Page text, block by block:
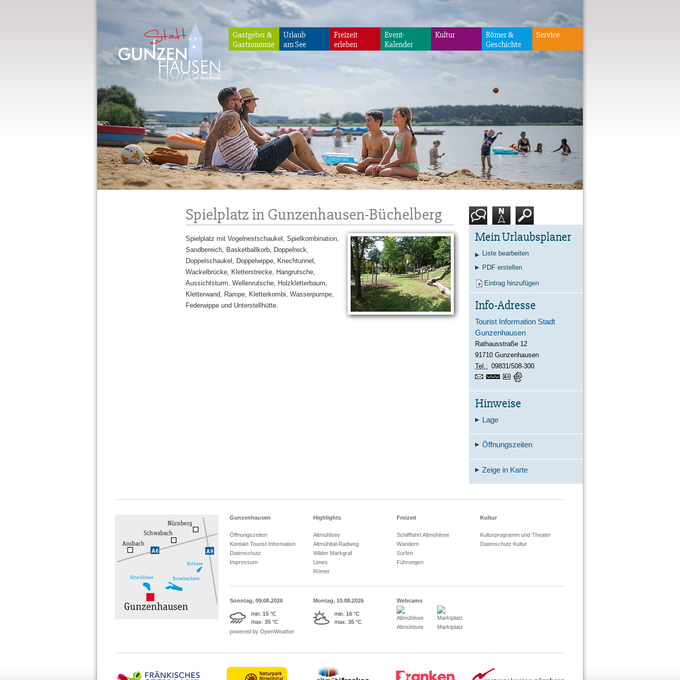
Gunzenhausen
Gastgeber &
Gastronomie
Urlaub
am See
Freizeit
erleben
Event-
Kalender
Kultur
Römer &
Geschichte
Service
Spielplatz in Gunzenhausen-Büchelberg
Spielplatz mit Vogelnestschaukel, Spielkombination,
Sandbereich, Basketballkorb, Doppelreck,
Doppelschaukel, Doppelwippe, Kriechtunnel,
Wackelbrücke, Kletterstrecke, Hangrutsche,
Aussichtsturm, Wellenrutsche, Holzkletterbaum,
Kletterwand, Rampe, Kletterkombi, Wasserpumpe,
Federwippe und Unterstellhütte.
Mein Urlaubsplaner
Liste bearbeiten
PDF erstellen
Eintrag hinzufügen
Info-Adresse
Tourist Information Stadt
Gunzenhausen
Rathausstraße 12
91710 Gunzenhausen
Tel.: 09831/508-300
https://www.gunzenhausen.info
vCard
Hinweise
Lage
Öffnungszeiten
Zeige in Karte
Gunzenhausen
Öffnungszeiten
Kontakt Tourist Information
Datenschutz
Impressum
Highlights
Altmühlsee
Altmühltal-Radweg
Wilder Markgraf
Limes
Römer
Freizeit
Schifffahrt Altmühlsee
Wandern
Surfen
Führungen
Kultur
Kulturprogramm und Theater
Datenschutz Kultur
Sonntag, 09.08.2026
min. 15 °C
max. 35 °C
Montag, 10.08.2026
min. 16 °C
max. 35 °C
powered by OpenWeather
Webcams
Altmühlsee Marktplatz